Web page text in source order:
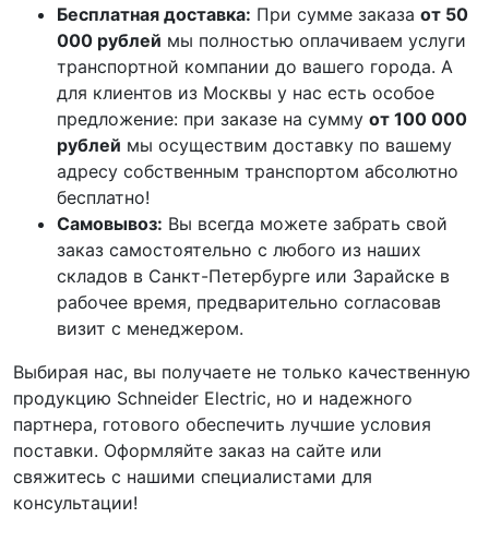
Бесплатная доставка: При сумме заказа от 50
000 рублей мы полностью оплачиваем услуги
транспортной компании до вашего города. А
для клиентов из Москвы у нас есть особое
предложение: при заказе на сумму от 100 000
рублей мы осуществим доставку по вашему
адресу собственным транспортом абсолютно
бесплатно!
Самовывоз: Вы всегда можете забрать свой
заказ самостоятельно с любого из наших
складов в Санкт-Петербурге или Зарайске в
рабочее время, предварительно согласовав
визит с менеджером.
Выбирая нас, вы получаете не только качественную
продукцию Schneider Electric, но и надежного
партнера, готового обеспечить лучшие условия
поставки. Оформляйте заказ на сайте или
свяжитесь с нашими специалистами для
консультации!